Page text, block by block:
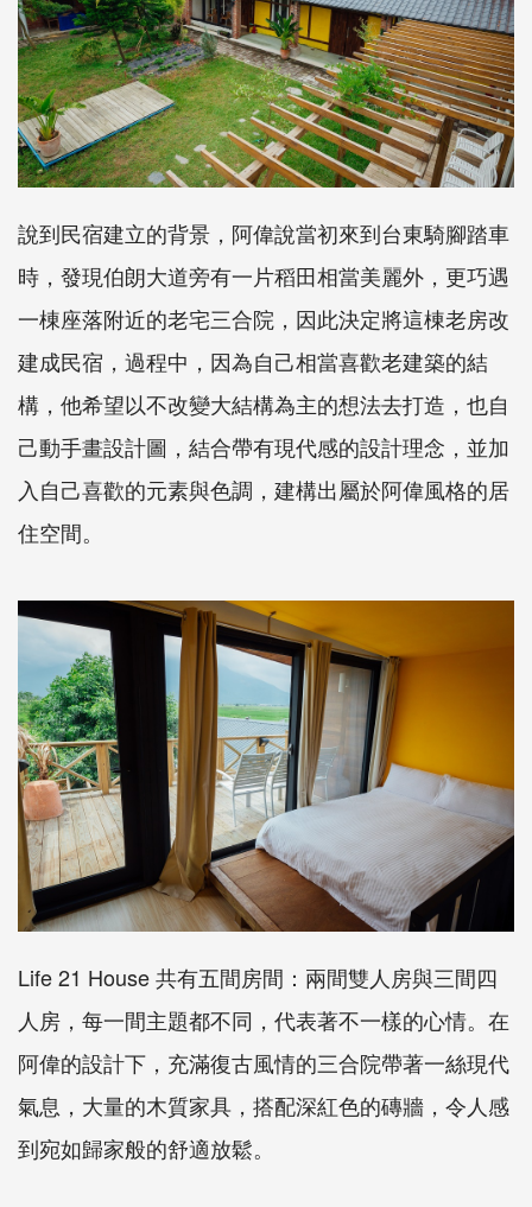
說到民宿建立的背景，阿偉說當初來到台東騎腳踏車
時，發現伯朗大道旁有一片稻田相當美麗外，更巧遇
一棟座落附近的老宅三合院，因此決定將這棟老房改
建成民宿，過程中，因為自己相當喜歡老建築的結
構，他希望以不改變大結構為主的想法去打造，也自
己動手畫設計圖，結合帶有現代感的設計理念，並加
入自己喜歡的元素與色調，建構出屬於阿偉風格的居
住空間。
Life 21 House 共有五間房間：兩間雙人房與三間四
人房，每一間主題都不同，代表著不一樣的心情。在
阿偉的設計下，充滿復古風情的三合院帶著一絲現代
氣息，大量的木質家具，搭配深紅色的磚牆，令人感
到宛如歸家般的舒適放鬆。